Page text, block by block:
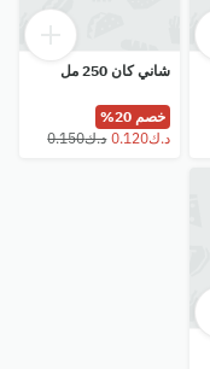
شاني كان 250 مل
خصم 20%
⁦د.ك0.150⁩